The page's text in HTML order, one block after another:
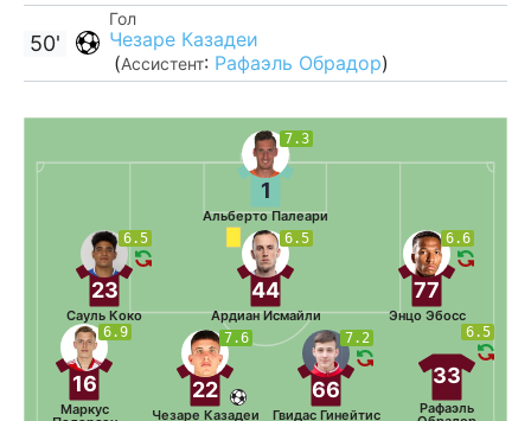
Гол
Чезаре Казадеи
(Ассистент: Рафаэль Обрадор)
50'
7.3
1
Альберто Палеари
6.6
77
Энцо Эбосс
6.5
44
Ардиан Исмайли
6.5
23
Сауль Коко
6.5
33
Рафаэль
7.2
66
Гвидас Гинейтис
7.6
22
Чезаре Казадеи
6.9
16
Маркус